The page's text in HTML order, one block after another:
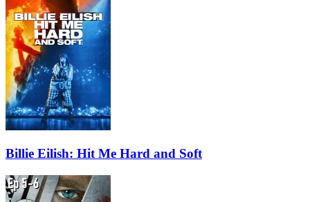
Billie Eilish: Hit Me Hard and Soft